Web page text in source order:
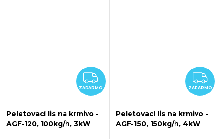
ZADARMO
ZADARMO
Peletovací lis na krmivo -
AGF-120, 100kg/h, 3kW
ZADARMO
Peletovací lis na krmivo -
AGF-150, 150kg/h, 4kW